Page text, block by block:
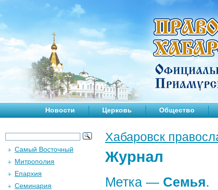
Новости Церковь Общество
Хабаровск
Журнал
Метка — Семья.
Самый Восточный
Митрополия
Епархия
Семинария